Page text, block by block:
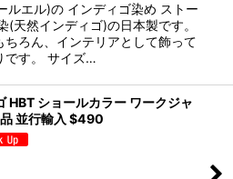
ルエル)の インディゴ染め ストー
(天然インディゴ)の日本製です。
ちろん、インテリアとして飾って
です。 サイズ…
HBT ショールカラー ワークジャ
並行輸入 $490